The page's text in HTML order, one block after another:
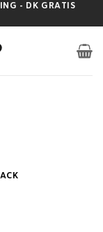
- DK GRATIS